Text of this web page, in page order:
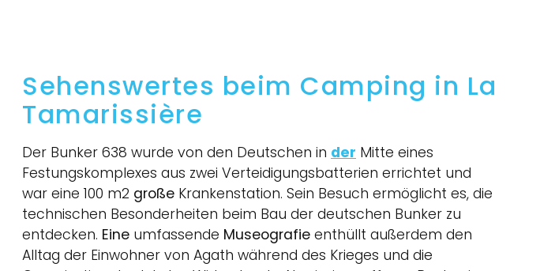
Sehenswertes beim Camping in La
Tamarissière
Der Bunker 638 wurde von den Deutschen in der Mitte eines
Festungskomplexes aus zwei Verteidigungsbatterien errichtet und
war eine 100 m2 große Krankenstation. Sein Besuch ermöglicht es, die
technischen Besonderheiten beim Bau der deutschen Bunker zu
entdecken. Eine umfassende Museografie enthüllt außerdem den
Alltag der Einwohner von Agath während des Krieges und die